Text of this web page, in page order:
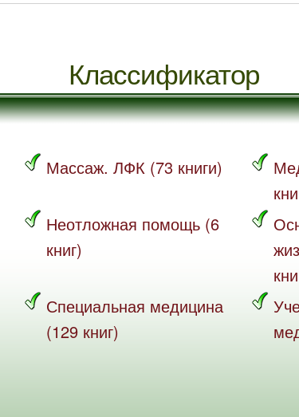
Классификатор
Массаж. ЛФК (73 книги)
Неотложная помощь (6
книг)
Специальная медицина
(129 книг)